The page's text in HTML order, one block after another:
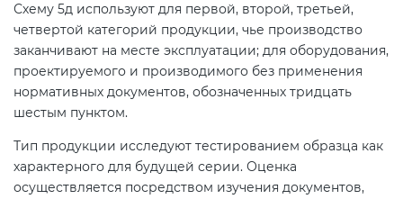
Схему 5д используют для первой, второй, третьей,
четвертой категорий продукции, чье производство
заканчивают на месте эксплуатации; для оборудования,
проектируемого и производимого без применения
нормативных документов, обозначенных тридцать
шестым пунктом.
Тип продукции исследуют тестированием образца как
характерного для будущей серии. Оценка
осуществляется посредством изучения документов,